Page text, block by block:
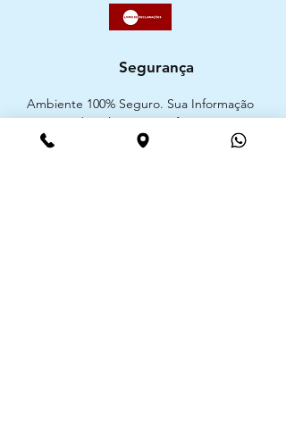
Segurança
Ambiente 100% Seguro. Sua Informação
é Protegida Pela Criptografia SSL 256-Bit.